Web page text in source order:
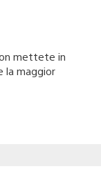
mettete in
la maggior